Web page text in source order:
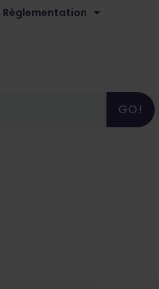
Règlementation
GO!